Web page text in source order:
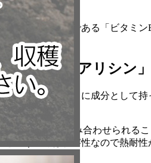
物です。
には疲労の原因である「ビタミ
を補う「アリシン」
れることでその中に成分として
。
ビタミンB1と組み合わせられる
という成分は脂溶性なので熱耐
るのです。